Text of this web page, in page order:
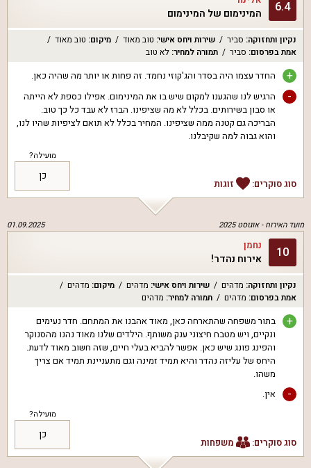
6.4 המינימום של המינימום
נקיון ותחזוקה: סביר שירות ויחס אישי: טוב מאוד מיקום: טוב מאוד
אמת בפרסום: סביר תמורה למחיר: לא טוב
+ החדר עצמו היה בסדר והג'קוזי נחמד. זה פחות או יותר מה שהיה כאן.
-
הרגיש לנו שהגענו למקום שיש בו את המינימום. אפילו כספת לא הייתה
או סבון בשירותים. בכלל לא מה שציפינו. הברז לא עבד כל כך טוב.
הבריכה גם קטנה ממה שציפינו. המחיר בכלל לא תואם לציפיות שהיו לנו,
והוא גבוה למה שקיבלנו.
סוג סוקרים: זוגות
מועילה?
כן
מועד האירוח -אוגוסט 2025 01.09.2025
10 נחמן
אירוח נהדר!
נקיון ותחזוקה: מדהים שירות ויחס אישי: מדהים מיקום: מדהים
אמת בפרסום: מדהים תמורה למחיר: מדהים
+
בתור משפחה שהתארחה כאן, מאוד אהבנו את המתחם. חדר נעימים
ונקיים, ויש מטבח חיצוני ענק משותף. הילדים שלנו מאוד נהנו מהסנוקר
והפינג פונג שיש כאן. אפשר להביא בעלי חיים, שזה חשוב מאוד לדעת.
היחס של עליזה נהדר והיא תמיד זמינה וגם מתעניינת תמיד אם צריך
משהו.
- אין.
סוג סוקרים: משפחות
מועילה?
כן